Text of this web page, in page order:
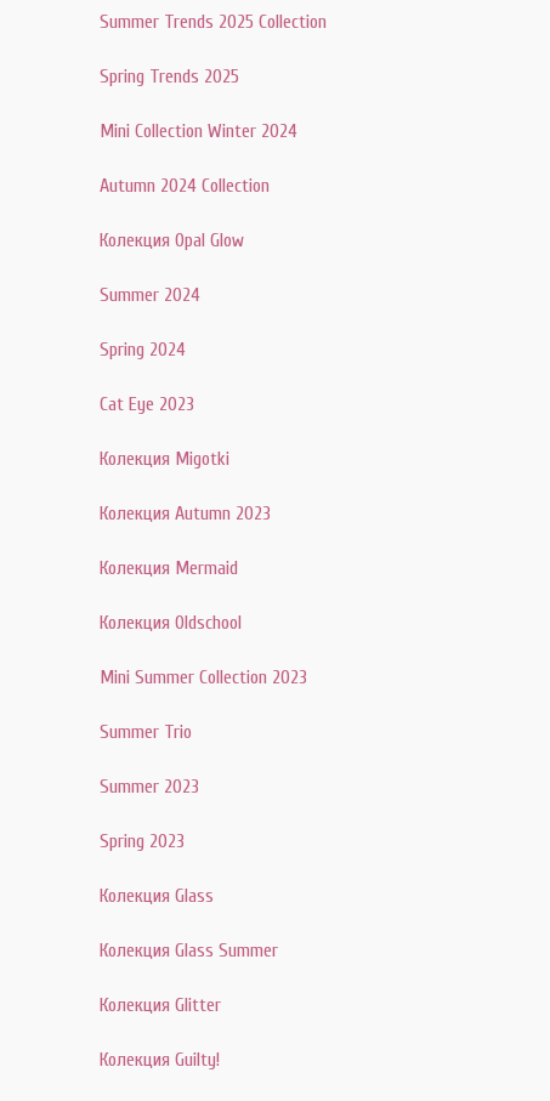
Summer Trends 2025 Collection
Spring Trends 2025
Mini Collection Winter 2024
Autumn 2024 Collection
Колекция Opal Glow
Summer 2024
Spring 2024
Cat Eye 2023
Колекция Migotki
Колекция Autumn 2023
Колекция Mermaid
Колекция Oldschool
Mini Summer Collection 2023
Summer Trio
Summer 2023
Spring 2023
Колекция Glass
Колекция Glass Summer
Колекция Glitter
Колекция Guilty!